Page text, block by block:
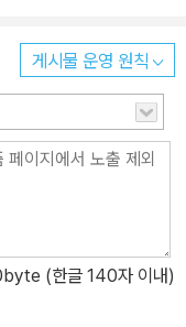
게시물 운영 원칙
(한글 140자 이내)